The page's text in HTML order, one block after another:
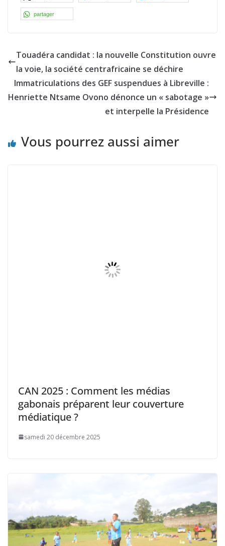
partager
Touadéra candidat : la nouvelle Constitution ouvre
la voie, la société centrafricaine se déchire
Immatriculations des GEF suspendues à Libreville :
Henriette Ntsame Ovono dénonce un « sabotage »
et interpelle la Présidence
Vous pourrez aussi aimer
CAN 2025 : Comment les médias
gabonais préparent leur couverture
médiatique ?
samedi 20 décembre 2025